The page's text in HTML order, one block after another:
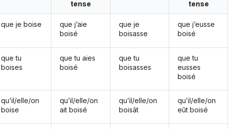
que je boise
que tu
boises
qu’il/elle/on
boise
tense
que j’aie
boisé
que tu aies
boisé
qu’il/elle/on
ait boisé
que je
boisasse
que tu
boisasses
qu’il/elle/on
boisât
tense
que j’eusse
boisé
que tu
eusses
boisé
qu’il/elle/on
eût boisé